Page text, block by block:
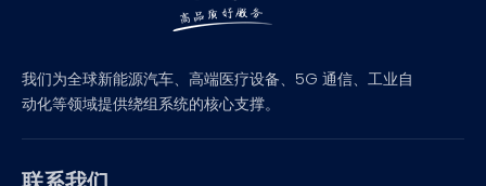
我们为全球新能源汽车、高端医疗设备、5G 通信、工业自
动化等领域提供绕组系统的核心支撑。